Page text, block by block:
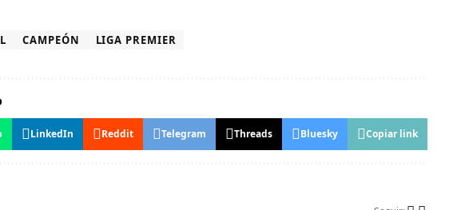
CAMPEÓN LIGA PREMIER
LinkedIn Reddit Telegram Threads Bluesky Copiar link